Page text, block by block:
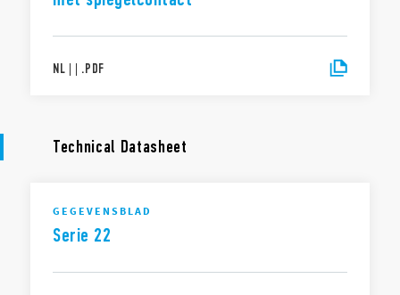
NL | | .PDF
Technical Datasheet
GEGEVENSBLAD
Serie 22